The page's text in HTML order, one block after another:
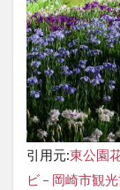
引用元:東公園
ビ – 岡崎市観